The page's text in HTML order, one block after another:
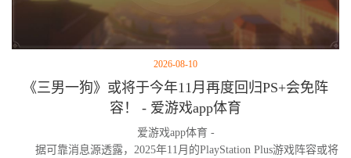
2026-08-10
《三男一狗》或将于今年11月再度回归PS+会免阵
容！ - 爱游戏app体育
爱游戏app体育 -
据可靠消息源透露，2025年11月的PlayStation Plus游戏阵容或将